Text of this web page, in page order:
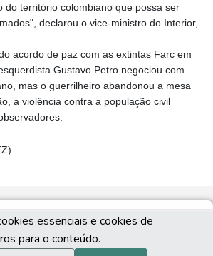
essenciais e cookies de
para o conteúdo.
do território colombiano que possa ser
declarou o vice-ministro do Interior,
acordo de paz com as extintas Farc em
Gustavo Petro negociou com
mas o guerrilheiro abandonou a mesa
a violência contra a população civil